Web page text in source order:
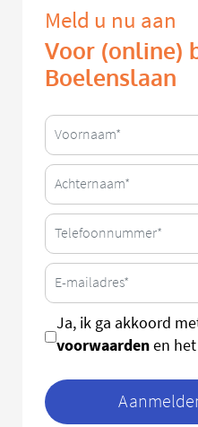
Meld u nu aan
Voor (online)
Boelenslaan
Ja, ik ga akkoord
voorwaardenen het